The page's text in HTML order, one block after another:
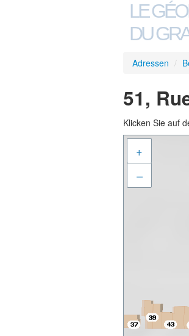
LE
DU
Adressen /
51,
Klicken Sie auf
+
–